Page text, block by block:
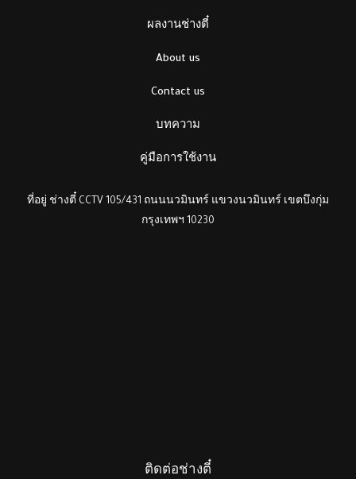
ผลงานช่างตี๋
About us
Contact us
บทความ
คู่มือการใช้งาน
ที่อยู่ ช่างตี๋ CCTV 105/431 ถนนนวมินทร์ แขวงนวมินทร์ เขตบึงกุ่ม
กรุงเทพฯ 10230
ติดต่อช่างตี๋